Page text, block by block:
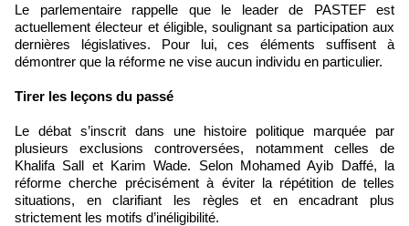
Le parlementaire rappelle que le leader de PASTEF est
actuellement électeur et éligible, soulignant sa participation aux
dernières législatives. Pour lui, ces éléments suffisent à
démontrer que la réforme ne vise aucun individu en particulier.
Tirer les leçons du passé
Le débat s’inscrit dans une histoire politique marquée par
plusieurs exclusions controversées, notamment celles de
Khalifa Sall et Karim Wade. Selon Mohamed Ayib Daffé, la
réforme cherche précisément à éviter la répétition de telles
situations, en clarifiant les règles et en encadrant plus
strictement les motifs d’inéligibilité.